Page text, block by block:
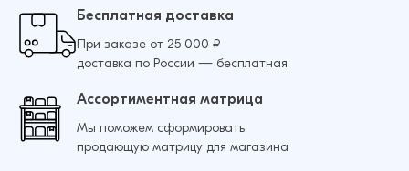
Бесплатная доставка
При заказе от 25 000 ₽
доставка по России — бесплатная
Ассортиментная матрица
Мы поможем сформировать
продающую матрицу для магазина